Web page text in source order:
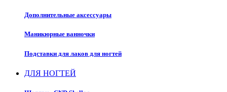
Дополнительные аксессуары
Маникюрные ванночки
Подставки для лаков для ногтей
ДЛЯ НОГТЕЙ